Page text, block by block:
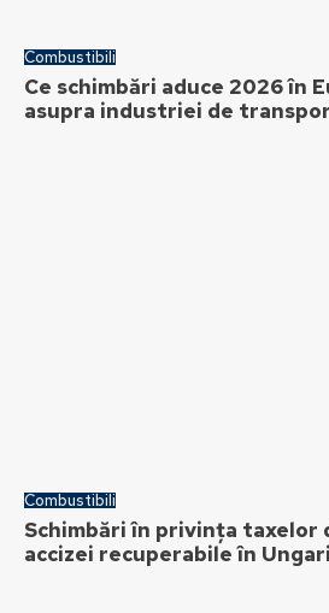
Combustibili
Ce schimbări aduce 2026 în
asupra industriei de
Combustibili
Schimbări în privința taxelor
accizei recuperabile în